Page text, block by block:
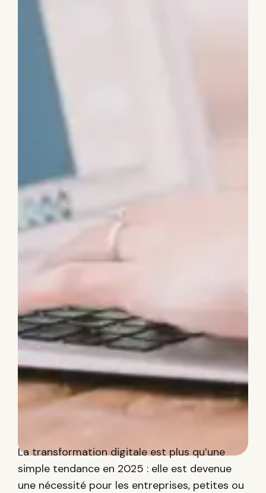
La transformation digitale est plus qu’une
simple tendance en 2025 : elle est devenue
une nécessité pour les entreprises, petites ou